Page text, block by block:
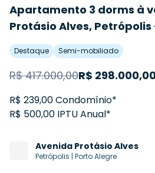
Apartamento 3 dorms à
Protásio Alves,
Destaque Semi-mobiliado
R$417.000,00R$
R$ 239,00 Condomínio*
R$ 500,00 IPTU Anual*
Avenida Protásio Alves
Petrópolis | Porto Alegre